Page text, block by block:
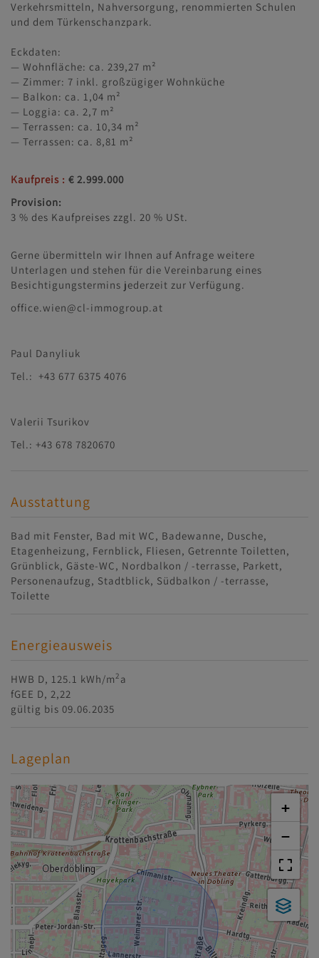
Verkehrsmitteln, Nahversorgung, renommierten Schulen
und dem Türkenschanzpark.
Eckdaten:
— Wohnfläche: ca. 239,27 m²
— Zimmer: 7 inkl. großzügiger Wohnküche
— Balkon: ca. 1,04 m²
— Loggia: ca. 2,7 m²
— Terrassen: ca. 10,34 m²
— Terrassen: ca. 8,81 m²
Kaufpreis : € 2.999.000
Provision:
3 % des Kaufpreises zzgl. 20 % USt.
Gerne übermitteln wir Ihnen auf Anfrage weitere
Unterlagen und stehen für die Vereinbarung eines
Besichtigungstermins jederzeit zur Verfügung.
office.wien@cl-immogroup.at
Paul Danyliuk
Tel.: +43 677 6375 4076
Valerii Tsurikov
Tel.: +43 678 7820670
Ausstattung
Bad mit Fenster Bad mit WC Badewanne Dusche
Etagenheizung
Fernblick Fliesen
Getrennte Toiletten
Grünblick
Gäste-WC Nordbalkon / -terrasse Parkett
Personenaufzug
Stadtblick
Südbalkon / -terrasse
Toilette
Energieausweis
HWB D, 125.1 kWh/m2 a
fGEE D, 2,22
gültig bis 09.06.2035
Lageplan
+
−